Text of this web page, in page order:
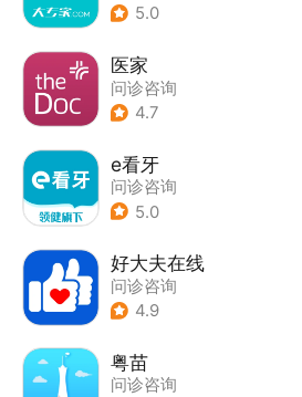
5.0
医家
问诊咨询
4.7
e看牙
问诊咨询
5.0
好大夫在线
问诊咨询
4.9
粤苗
问诊咨询